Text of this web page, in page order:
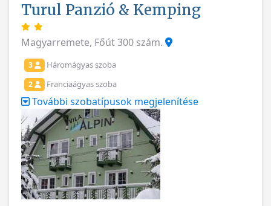
Turul Panzió & Kemping
Magyarremete, Főút 300 szám.
3 Háromágyas szoba
2 Franciaágyas szoba
További szobatípusok megjelenítése